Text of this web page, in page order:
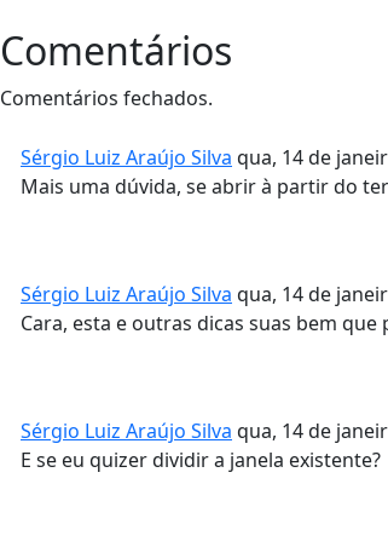
Comentários
Comentários fechados.
Sérgio Luiz Araújo Silva qua, 14 de
Mais uma dúvida, se abrir à partir do
Sérgio Luiz Araújo Silva qua, 14 de
Cara, esta e outras dicas suas bem
Sérgio Luiz Araújo Silva qua, 14 de
E se eu quizer dividir a janela existente?